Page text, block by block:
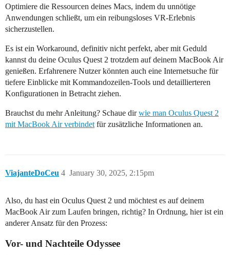
Optimiere die Ressourcen deines Macs, indem du unnötige
Anwendungen schließt, um ein reibungsloses VR-Erlebnis
sicherzustellen.
Es ist ein Workaround, definitiv nicht perfekt, aber mit Geduld
kannst du deine Oculus Quest 2 trotzdem auf deinem MacBook Air
genießen. Erfahrenere Nutzer könnten auch eine Internetsuche für
tiefere Einblicke mit Kommandozeilen-Tools und detaillierteren
Konfigurationen in Betracht ziehen.
Brauchst du mehr Anleitung? Schaue dirwie man Oculus Quest 2
mit MacBook Air verbindet für zusätzliche Informationen an.
ViajanteDoCeu January 30, 2025, 2:15pm
4
Also, du hast ein Oculus Quest 2 und möchtest es auf deinem
MacBook Air zum Laufen bringen, richtig? In Ordnung, hier ist ein
anderer Ansatz für den Prozess:
Vor- und Nachteile Odyssee